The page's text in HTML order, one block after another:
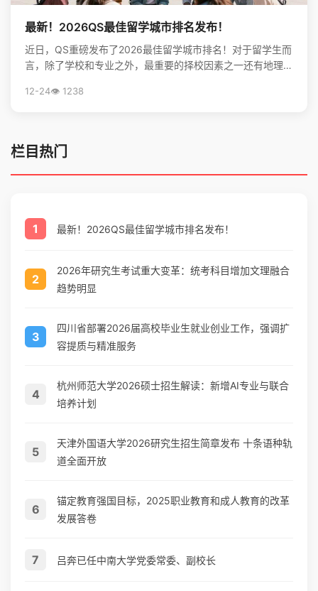
最新！2026QS最佳留学城市排名发布！
近日，QS重磅发布了2026最佳留学城市排名！对于留学生而
言，除了学校和专业之外，最重要的择校因素之一还有地理位
12-24👁️ 1238
栏目热门
1 最新！2026QS最佳留学城市排名发布！
2
2026年研究生考试重大变革：统考科目增加文理融合
趋势明显
3
四川省部署2026届高校毕业生就业创业工作，强调扩
容提质与精准服务
4
杭州师范大学2026硕士招生解读：新增AI专业与联合
培养计划
5
天津外国语大学2026研究生招生简章发布 十条语种轨
道全面开放
6
锚定教育强国目标，2025职业教育和成人教育的改革
发展答卷
7 吕奔已任中南大学党委常委、副校长